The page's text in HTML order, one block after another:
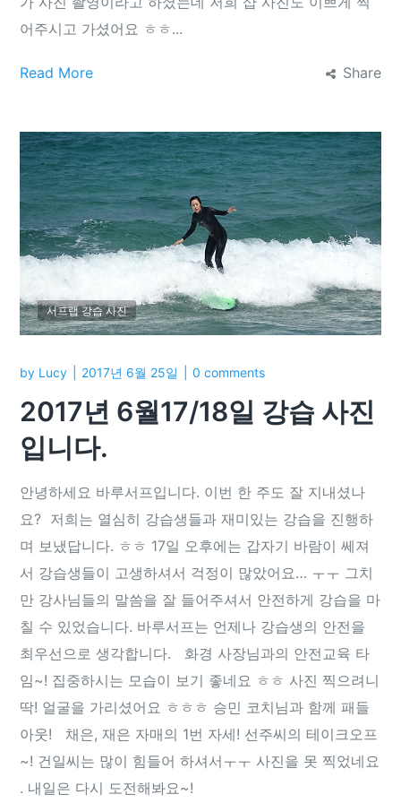
어주시고 가셨어요 ㅎㅎ...
Read More Share
서프랩 강습 사진
by Lucy 2017년 6월 25일 0 comments
2017년 6월17/18일 강습 사진
입니다.
안녕하세요 바루서프입니다. 이번 한 주도 잘 지내셨나
요? 저희는 열심히 강습생들과 재미있는 강습을 진행하
며 보냈답니다. ㅎㅎ 17일 오후에는 갑자기 바람이 쎄져
서 강습생들이 고생하셔서 걱정이 많았어요… ㅜㅜ 그치
만 강사님들의 말씀을 잘 들어주셔서 안전하게 강습을 마
칠 수 있었습니다. 바루서프는 언제나 강습생의 안전을
최우선으로 생각합니다. 화경 사장님과의 안전교육 타
임~! 집중하시는 모습이 보기 좋네요 ㅎㅎ 사진 찍으려니
딱! 얼굴을 가리셨어요 ㅎㅎㅎ 승민 코치님과 함께 패들
아웃! 채은, 재은 자매의 1번 자세! 선주씨의 테이크오프
~! 건일씨는 많이 힘들어 하셔서ㅜㅜ 사진을 못 찍었네요
. 내일은 다시 도전해봐요~!